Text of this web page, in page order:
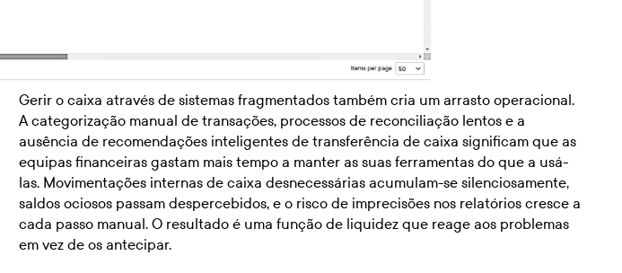
Gerir o caixa através de sistemas fragmentados também cria um arrasto operacional.
A categorização manual de transações, processos de reconciliação lentos e a
ausência de recomendações inteligentes de transferência de caixa significam que as
equipas financeiras gastam mais tempo a manter as suas ferramentas do que a usá-
las. Movimentações internas de caixa desnecessárias acumulam-se silenciosamente,
saldos ociosos passam despercebidos, e o risco de imprecisões nos relatórios cresce a
cada passo manual. O resultado é uma função de liquidez que reage aos problemas
em vez de os antecipar.